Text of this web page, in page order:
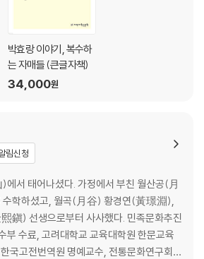
방한 성품과 풍류 있는 시풍
는 문인들의 습기習氣
는 군자의 말과 문장
위漢魏·성당의 시
원용한 최립의 종계변무宗系辨誣
육경六經에서 근원함
문장력
파流派
왕세정
준, 온유돈후溫柔敦厚
포명원
체에 대한 평
체에 대한 평
박효랑 이야기, 복수하
는 자매들 (큰글자책)
34,000원
림신청
서 태어나셨다. 가정에서 부친 월산공(月
학하셨고, 월곡(月谷) 황경연(黃璟淵),
鎭) 선생으로부터 사사했다. 민족문화추진
부 수료, 고려대학교 교육대학원 한문교육
국고전번역원 명예교수, 전통문화연구회